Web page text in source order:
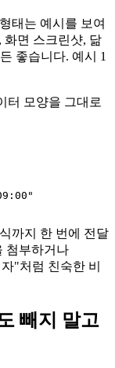
태는 예시를 보여
화면 스크린샷, 닮
좋습니다. 예시 1
터 모양을 그대로
까지 한 번에 전달
첨부하거나
"처럼 친숙한 비
빼지 말고